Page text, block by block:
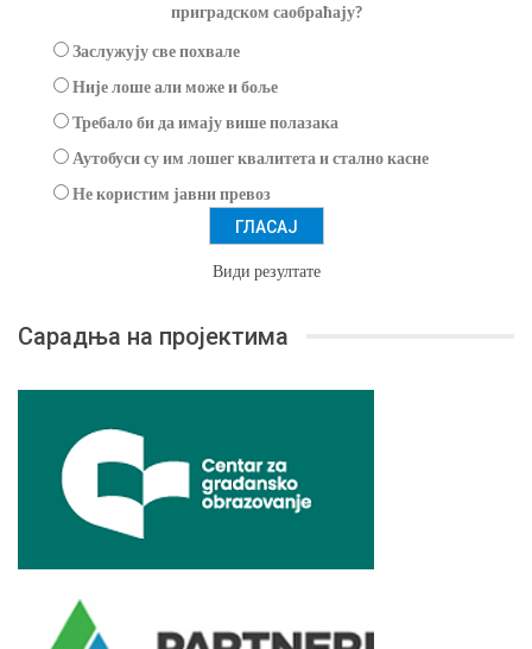
приградском саобраћају?
Заслужују све похвале
Није лоше али може и боље
Требало би да имају више полазака
Аутобуси су им лошег квалитета и стално касне
Не користим јавни превоз
Види резултате
Сарадња на пројектима